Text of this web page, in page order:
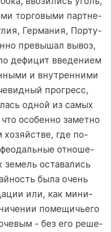
тор­го­вы­ми пар­т­не­
Гер­ма­ния, Пор­ту­
пре­вы­шал вы­воз,
де­фи­цит вве­де­ни­ем
и внут­рен­ни­ми
прог­ресс,
од­ной из са­мых
осо­бен­но за­мет­но
где по-
от­но­ше­
зе­мель ос­та­ва­лись
бы­ла очень
или, как ми­ни­
по­ме­щичь­его
- без его ре­ше­